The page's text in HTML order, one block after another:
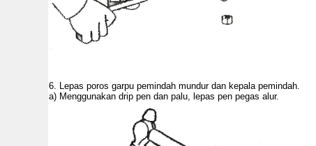
6. Lepas poros garpu pemindah mundur dan kepala pemindah.
a) Menggunakan drip pen dan palu, lepas pen pegas alur.